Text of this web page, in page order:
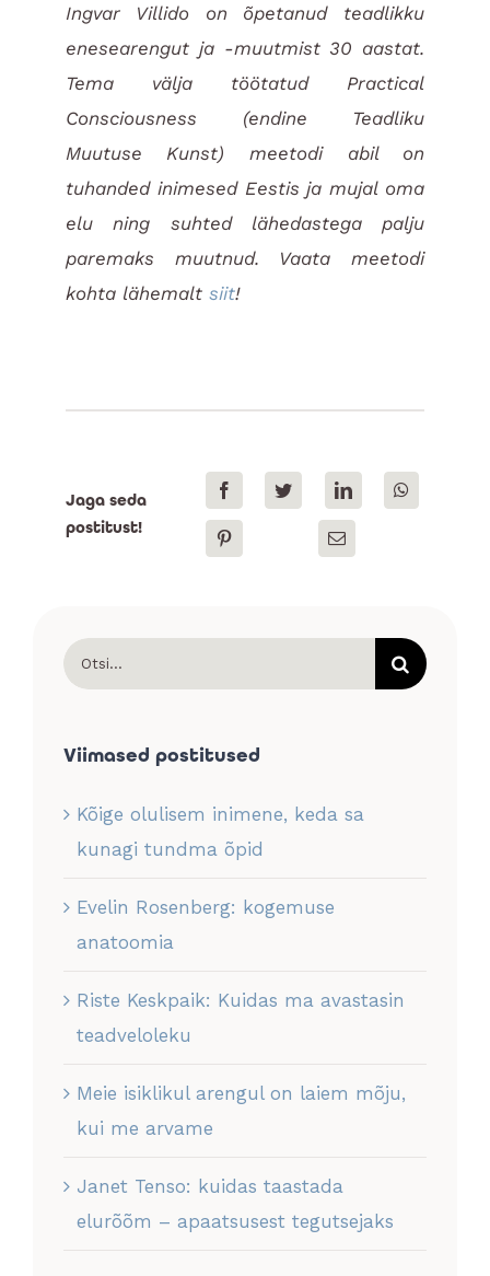
Ingvar Villido on õpetanud teadlikku
enesearengut ja -muutmist 30 aastat.
Tema välja töötatud Practical
Consciousness (endine Teadliku
Muutuse Kunst) meetodi abil on
tuhanded inimesed Eestis ja mujal oma
elu ning suhted lähedastega palju
paremaks muutnud. Vaata meetodi
kohta lähemalt siit!
Jaga seda
postitust!
Search
for:
Viimased postitused
Kõige olulisem inimene, keda sa
kunagi tundma õpid
Evelin Rosenberg: kogemuse
anatoomia
Riste Keskpaik: Kuidas ma avastasin
teadveloleku
Meie isiklikul arengul on laiem mõju,
kui me arvame
Janet Tenso: kuidas taastada
elurõõm – apaatsusest tegutsejaks